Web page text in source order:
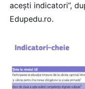
acești indicatori”,
Edupedu.ro.